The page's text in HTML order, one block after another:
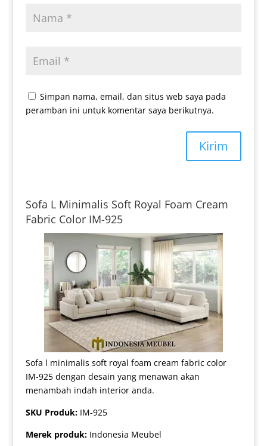
Simpan nama, email, dan situs web saya pada
peramban ini untuk komentar saya berikutnya.
Kirim
Sofa L Minimalis Soft Royal Foam Cream
Fabric Color IM-925
Sofa l minimalis soft royal foam cream fabric color
IM-925 dengan desain yang menawan akan
menambah indah interior anda.
SKU Produk: IM-925
Merek produk: Indonesia Meubel